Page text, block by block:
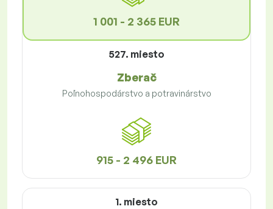
1 001 - 2 365 EUR
527. miesto
Zberač
Poľnohospodárstvo a potravinárstvo
915 - 2 496 EUR
1. miesto